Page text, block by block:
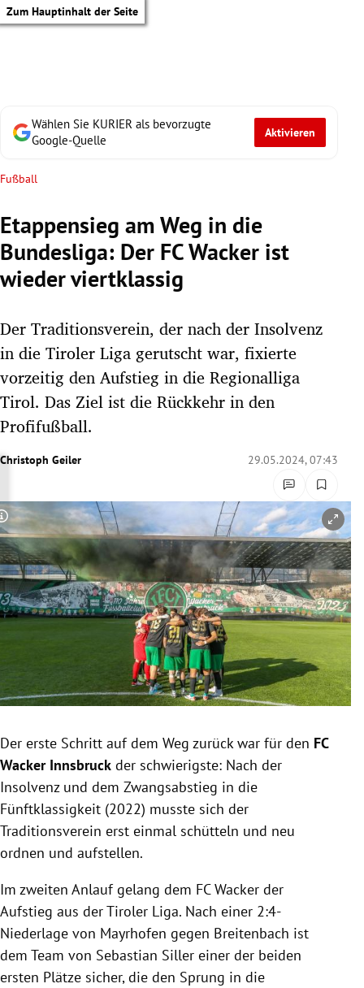
Zum Hauptinhalt der Seite
Untermenü
Untermenü
Untermenü
Untermenü
Untermenü
Untermenü
Untermenü
Untermenü
Wählen Sie KURIER als bevorzugte
Google-Quelle
Aktivieren
Fußball
Etappensieg am Weg in die
Bundesliga: Der FC Wacker ist
wieder viertklassig
Der Traditionsverein, der nach der Insolvenz
in die Tiroler Liga gerutscht war, fixierte
vorzeitig den Aufstieg in die Regionalliga
Tirol. Das Ziel ist die Rückkehr in den
Profifußball.
Christoph Geiler 29.05.2024, 07:43
Copyright-Hinweis öffnen/schließen
Der erste Schritt auf dem Weg zurück war für den FC
Wacker Innsbruck der schwierigste: Nach der
Insolvenz und dem Zwangsabstieg in die
Fünftklassigkeit (2022) musste sich der
Traditionsverein erst einmal schütteln und neu
ordnen und aufstellen.
Im zweiten Anlauf gelang dem FC Wacker der
Aufstieg aus der Tiroler Liga. Nach einer 2:4-
Niederlage von Mayrhofen gegen Breitenbach ist
dem Team von Sebastian Siller einer der beiden
ersten Plätze sicher, die den Sprung in die